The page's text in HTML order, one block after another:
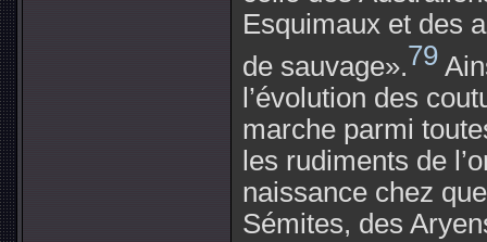
Esquimaux et des
de sauvage».79
l’évolution des
marche parmi
les rudiments de
naissance chez
Sémites, des